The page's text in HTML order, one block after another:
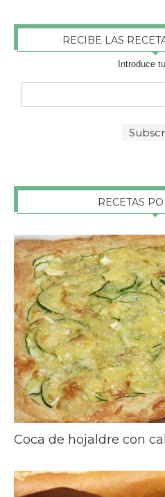
RECIBE LAS
Introduce
RECETAS
Coca de hojaldre con